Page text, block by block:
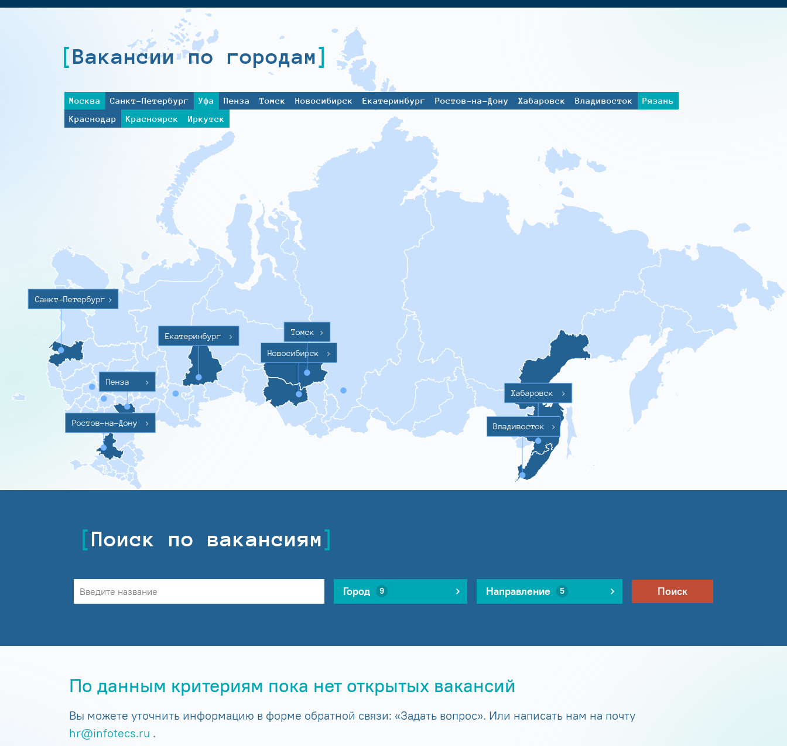
Вакансии по городам
Москва Санкт-Петербург Уфа Пенза Томск Новосибирск Екатеринбург Ростов-на-Дону Хабаровск Владивосток
Рязань
Краснодар
Красноярск Иркутск
Санкт-Петербург >
Ростов-на-Дону >
Пенза >
Екатеринбург
>
Новосибирск
>
Томск >
Хабаровск >
Владивосток >
Поиск по вакансиям
Город 9 Направление 5 Поиск
По данным критериям пока нет открытых вакансий
Вы можете уточнить информацию в форме обратной связи: «Задать вопрос». Или написать нам на почту
hr@infotecs.ru .